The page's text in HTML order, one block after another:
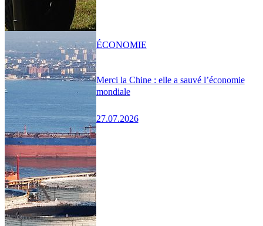
Merci la Chine : elle a sauvé l’économie
mondiale
27.07.2026
ÉCONOMIE